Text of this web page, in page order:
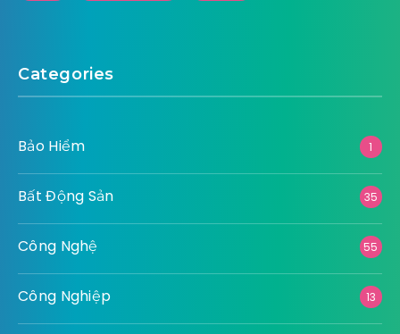
Categories
Bảo Hiểm 1
Bất Động Sản 35
Công Nghệ 55
Công Nghiệp 13